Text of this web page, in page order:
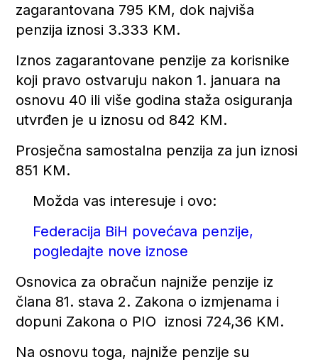
zagarantovana 795 KM, dok najviša
penzija iznosi 3.333 KM.
Iznos zagarantovane penzije za korisnike
koji pravo ostvaruju nakon 1. januara na
osnovu 40 ili više godina staža osiguranja
utvrđen je u iznosu od 842 KM.
Prosječna samostalna penzija za jun iznosi
851 KM.
Možda vas interesuje i ovo:
Federacija BiH povećava penzije,
pogledajte nove iznose
Osnovica za obračun najniže penzije iz
člana 81. stava 2. Zakona o izmjenama i
dopuni Zakona o PIO iznosi 724,36 KM.
Na osnovu toga, najniže penzije su